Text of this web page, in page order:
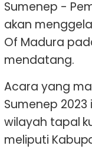
Sumenep -
akan
Of Madura
mendatang.
Acara yang
Sumenep
wilayah tapal
meliputi